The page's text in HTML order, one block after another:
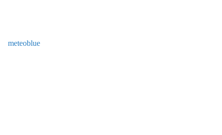
meteoblue